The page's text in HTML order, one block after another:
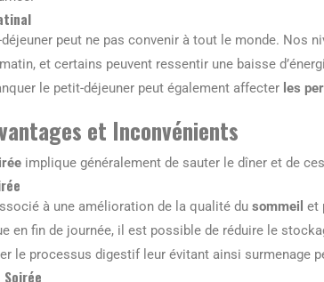
peut ne pas convenir à tout le monde. Nos
et certains peuvent ressentir une baisse
le petit-déjeuner peut également affecter les
et Inconvénients
implique généralement de sauter le dîner et de
à une amélioration de la qualité du sommeil et
en fin de journée, il est possible de réduire le
le processus digestif leur évitant ainsi surmenage
Soirée